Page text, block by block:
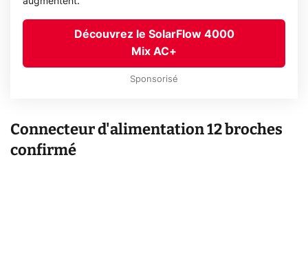
Découvrez le SolarFlow 4000
Mix AC+
Sponsorisé
Connecteur d'alimentation 12 broches
confirmé